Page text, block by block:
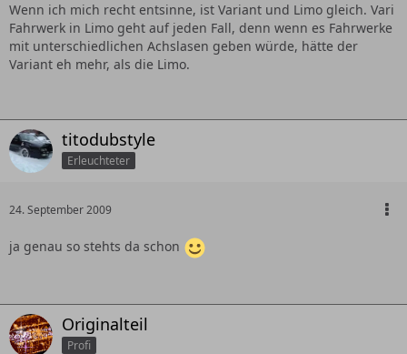
Wenn ich mich recht entsinne, ist Variant und Limo gleich. Vari
Fahrwerk in Limo geht auf jeden Fall, denn wenn es Fahrwerke
mit unterschiedlichen Achslasen geben würde, hätte der
Variant eh mehr, als die Limo.
titodubstyle
Erleuchteter
24. September 2009
ja genau so stehts da schon
Originalteil
Profi